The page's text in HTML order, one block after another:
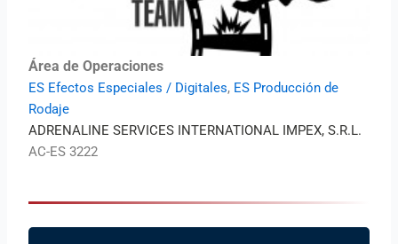
Área de Operaciones
ES Efectos Especiales / Digitales, ES Producción de
Rodaje
ADRENALINE SERVICES INTERNATIONAL IMPEX, S.R.L.
AC-ES 3222